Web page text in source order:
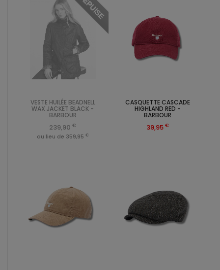
EPUISE
VESTE HUILÉE BEADNELL
WAX JACKET BLACK -
BARBOUR
239,90€
au lieu de 359,95 €
CASQUETTE CASCADE
HIGHLAND RED -
BARBOUR
39,95 €